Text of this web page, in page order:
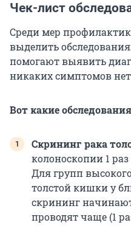
Чек-лист
Среди мер
выделить
помогают выявить
никаких симптомов
Вот какие
Скрининг рака
колоноскопии 1 раз
Для групп
толстой кишки у
скрининг
проводят чаще (1